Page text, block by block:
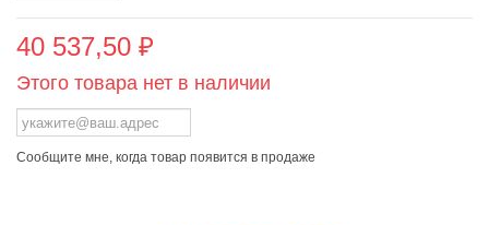
40 537,50 ₽
Этого товара нет в наличии
Сообщите мне, когда товар появится в продаже